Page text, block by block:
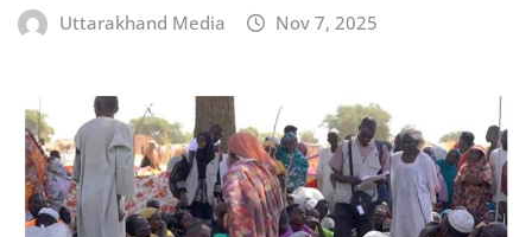
Uttarakhand Media Nov 7, 2025